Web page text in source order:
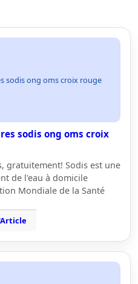
sodis ong oms croix rouge
sodis ong oms croix
gratuitement! Sodis est une
de l'eau à domicile
Mondiale de la Santé